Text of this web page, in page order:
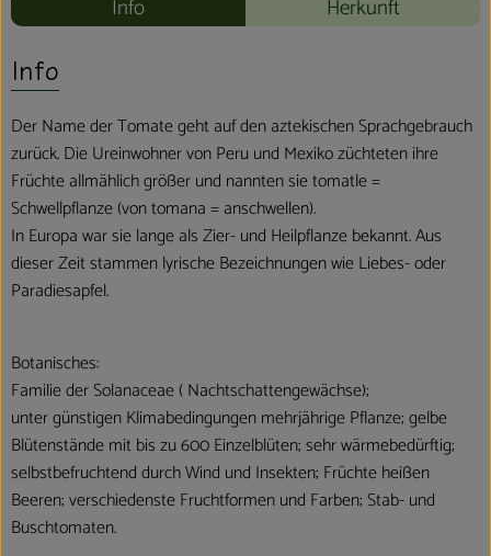
Info Herkunft
Info
Der Name der Tomate geht auf den aztekischen Sprachgebrauch
zurück. Die Ureinwohner von Peru und Mexiko züchteten ihre
Früchte allmählich größer und nannten sie tomatle =
Schwellpflanze (von tomana = anschwellen).
In Europa war sie lange als Zier- und Heilpflanze bekannt. Aus
dieser Zeit stammen lyrische Bezeichnungen wie Liebes- oder
Paradiesapfel.
Botanisches:
Familie der Solanaceae ( Nachtschattengewächse);
unter günstigen Klimabedingungen mehrjährige Pflanze; gelbe
Blütenstände mit bis zu 600 Einzelblüten; sehr wärmebedürftig;
selbstbefruchtend durch Wind und Insekten; Früchte heißen
Beeren; verschiedenste Fruchtformen und Farben; Stab- und
Buschtomaten.